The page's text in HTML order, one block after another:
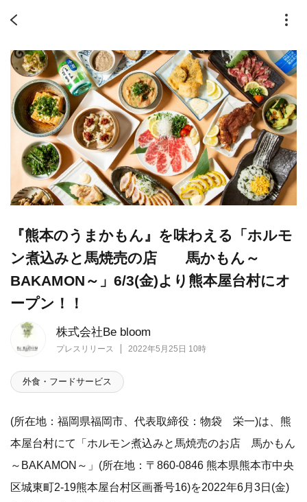
株式会社Be bloom
プレスリリース 2022年5月25日 10時
『熊本のうまかもん』を味わえる「ホルモ
ン煮込みと馬焼売の店 馬かもん～
BAKAMON～」6/3(金)より熊本屋台村にオ
ープン！！
外食・フードサービス
(所在地：福岡県福岡市、代表取締役：物袋 栄一)は、熊
本屋台村にて「ホルモン煮込みと馬焼売のお店 馬かもん
～BAKAMON～」(所在地：〒860-0846 熊本県熊本市中央
区城東町2-19熊本屋台村区画番号16)を2022年6月3日(金)